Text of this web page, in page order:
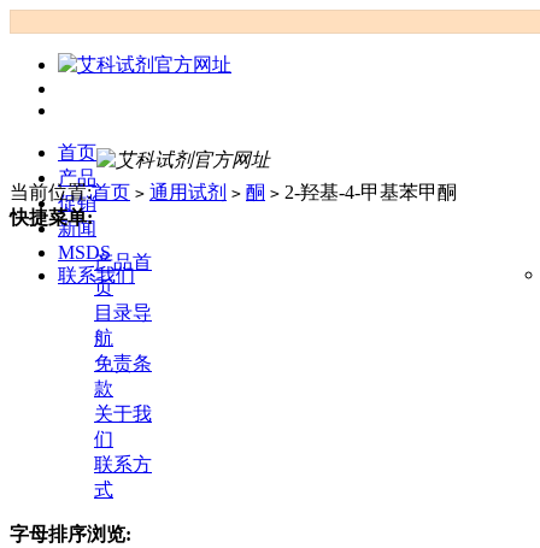
首页
产品
促销
新闻
MSDS
联系我们
当前位置:首页 > 通用试剂 > 酮 > 2-羟基-4-甲基苯甲酮
快捷菜单:
产品首
页
目录导
航
免责条
款
关于我
们
联系方
式
字母排序浏览: